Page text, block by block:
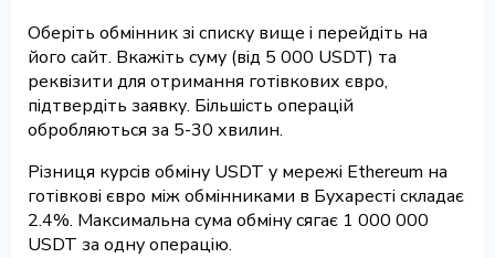
Оберіть обмінник зі списку вище і перейдіть на
його сайт. Вкажіть суму (від 5 000 USDT) та
реквізити для отримання готівкових євро,
підтвердіть заявку. Більшість операцій
обробляються за 5-30 хвилин.
Різниця курсів обміну USDT у мережі Ethereum на
готівкові євро між обмінниками в Бухаресті складає
2.4%. Максимальна сума обміну сягає 1 000 000
USDT за одну операцію.